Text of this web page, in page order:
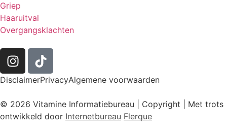
Griep
Haaruitval
Overgangsklachten
DisclaimerPrivacyAlgemene voorwaarden
© 2026 Vitamine Informatiebureau | Copyright | Met trots
ontwikkeld door Internetbureau Flerque